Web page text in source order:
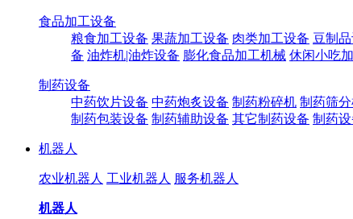
食品加工设备
粮食加工设备 果蔬加工设备 肉类加工设备 豆制
备 油炸机|油炸设备 膨化食品加工机械 休闲小吃
制药设备
中药饮片设备 中药炮炙设备 制药粉碎机 制药筛
制药包装设备 制药辅助设备 其它制药设备 制药
机器人
农业机器人 工业机器人 服务机器人
机器人